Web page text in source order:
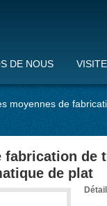
DE NOUS
moyennes de
fabrication de
de plat